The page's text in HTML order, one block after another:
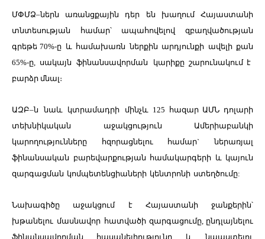
ՄՓՄՁ–ներն առանցքային դեր են խաղում
Հայաստանի
տնտեսության
համար՝ ապահովելով
զբաղվածության
գրեթե 70%-ը և համախառն ներքին արդյունքի ավելի քան
65%-ը, սակայն ֆինանսավորման կարիքը շարունակում է
բարձր մնալ։
ԱԶԲ–ն նաև կտրամադրի
մինչև 125 հազար ԱՄՆ դոլարի
տեխնիկական աջակցություն Ամերիաբանկի
կարողությունները հզորացնելու համար` ներառյալ
ֆինանսական բարեվարքության համակարգերի և կայուն
զարգացման կոմպետենցիաների կենտրոնի ստեղծումը:
Նախագիծը աջակցում է Հայաստանի
ջանքերին՝
խթանելու մասնավոր հատվածի զարգացումը, ընդլայնելու
ֆինանսավորման
հասանելիությունը և նպաստելու